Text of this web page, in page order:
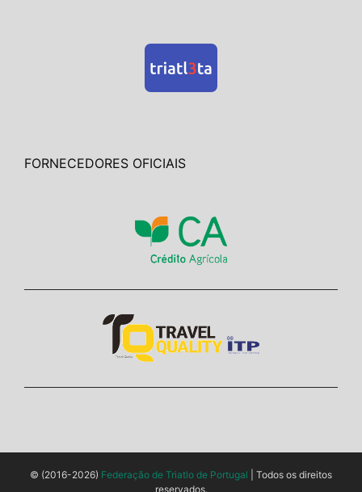
FORNECEDORES OFICIAIS
© (2016-2026) Federação de Triatlo de Portugal | Todos os direitos
reservados.